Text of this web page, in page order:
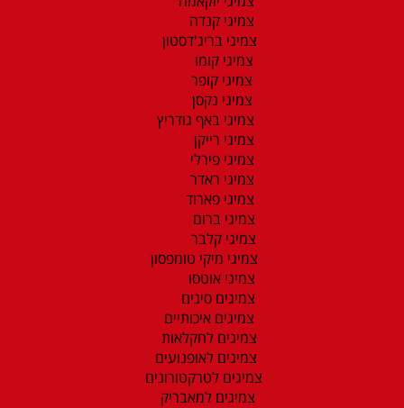
צמיגי קנדה
צמיגי בריג'דסטון
צמיגי קומו
צמיגי קופר
צמיגי נקסן
צמיגי באף גודריץ
צמיגי רייקן
צמיגי פירלי
צמיגי ראדר
צמיגי פארוד
צמיגי ברום
צמיגי קלבר
צמיגי מיקי טומפסון
צמיגי אוטסו
צמיגים סינים
צמיגים איכותיים
צמיגים לחקלאות
צמיגים לאופנועים
צמיגים לטרקטורונים
צמיגים למאבריק